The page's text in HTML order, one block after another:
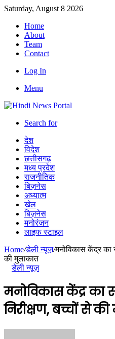
Saturday, August 8 2026
Home
About
Team
Contact
Log In
Menu
Search for
देश
विदेश
छत्तीसगढ़
मध्य प्रदेश
राजनीतिक
बिज़नेस
अध्यात्म
खेल
बिज़नेस
मनोरंजन
लाइफ स्टाइल
Home/डेली न्यूज़/मनोविकास केंद्र का
की मुलाकात
डेली न्यूज़
मनोविकास केंद्र का
निरीक्षण, बच्चों से